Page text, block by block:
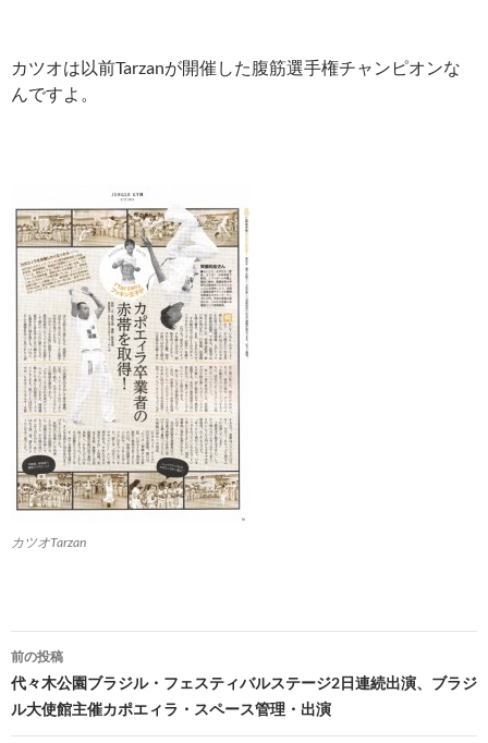
カツオは以前Tarzanが開催した腹筋選手権チャンピオンな
んですよ。
カツオTarzan
投
稿
ナ
前の投稿
代々木公園ブラジル・フェスティバルステージ2日連続出演、ブラジ
ル大使館主催カポエィラ・スペース管理・出演